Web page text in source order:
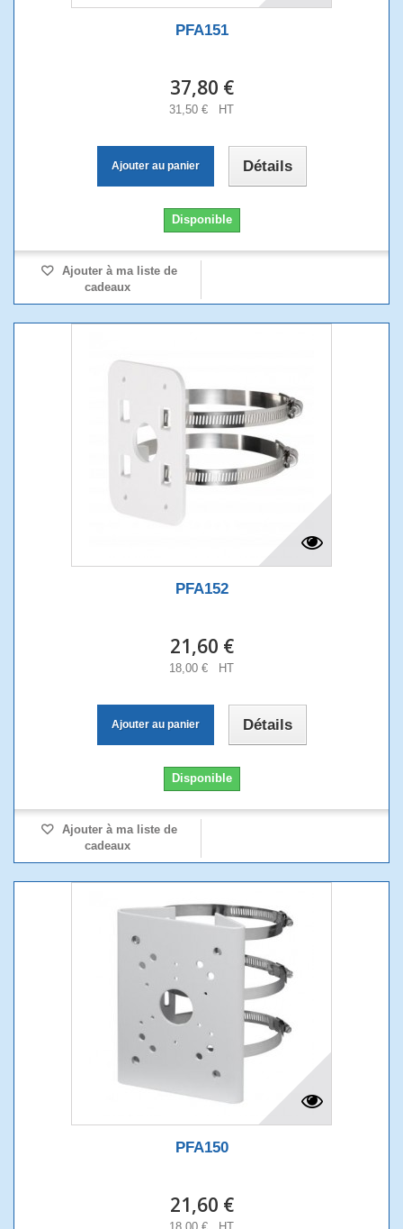
PFA151
37,80 €
31,50 € HT
Ajouter au panier Détails
Disponible
Ajouter à ma liste de
cadeaux
PFA152
21,60 €
18,00 € HT
Ajouter au panier Détails
Disponible
Ajouter à ma liste de
cadeaux
PFA150
21,60 €